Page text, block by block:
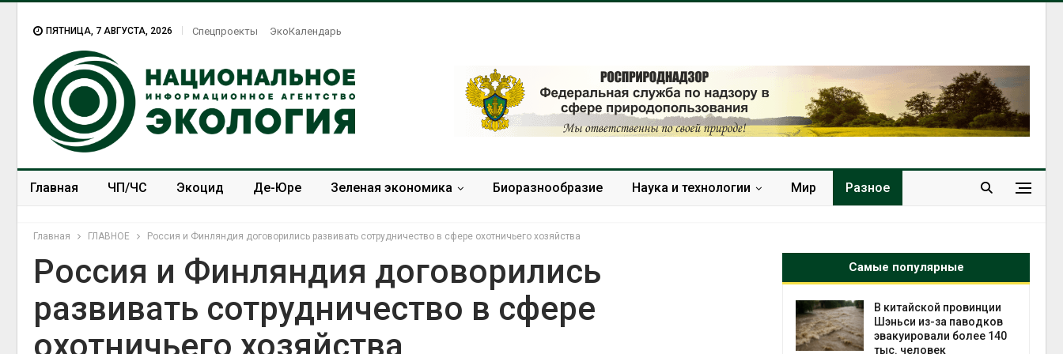
ПЯТНИЦА, 7 АВГУСТА, 2026 Спецпроекты ЭкоКалендарь
Главная ЧП/ЧС Экоцид Де-Юре Зеленая экономика Биоразнообразие Наука и технологии Мир Разное
Главная ГЛАВНОЕ Россия и Финляндия договорились развивать сотрудничество в сфере охотничьего хозяйства
Россия и Финляндия договорились
развивать сотрудничество в сфере
охотничьего хозяйства
Самые популярные
Учёные научили салат
производить «животный»
мяса
В китайской провинции
Шэньси из-за паводков
эвакуировали более 140
тыс. человек